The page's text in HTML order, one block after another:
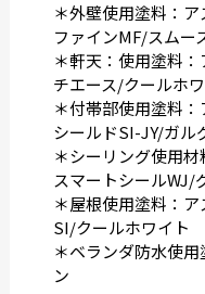
＊外壁使用塗料：
ファインMF/スムー
＊軒天：使用塗料
チエース/クールホ
＊付帯部使用塗料
シールドSI-JY/ガル
＊シーリング使用
スマートシールWJ/
＊屋根使用塗料：
SI/クールホワイト
＊ベランダ防水使
ン